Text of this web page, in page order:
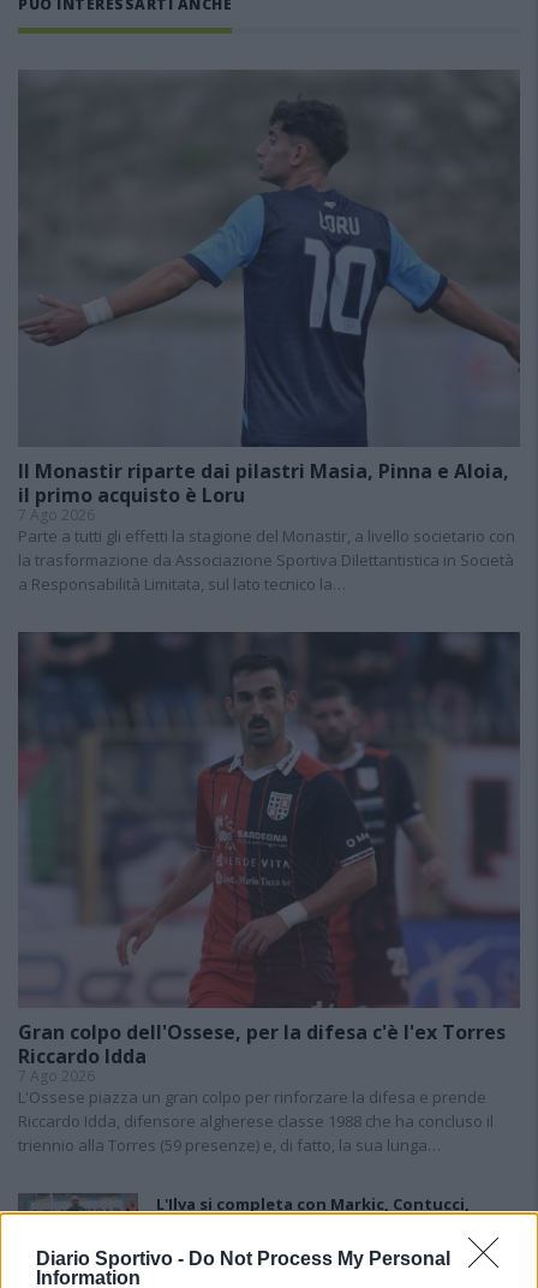
Diario Sportivo - Do Not Process My Personal
Information
PUÒ INTERESSARTI ANCHE
Il Monastir riparte dai pilastri Masia, Pinna e Aloia,
il primo acquisto è Loru
7 Ago 2026
Parte a tutti gli effetti la stagione del Monastir, a livello societario con
la trasformazione da Associazione Sportiva Dilettantistica in Società
a Responsabilità Limitata, sul lato tecnico la…
Gran colpo dell'Ossese, per la difesa c'è l'ex Torres
Riccardo Idda
7 Ago 2026
L'Ossese piazza un gran colpo per rinforzare la difesa e prende
Riccardo Idda, difensore algherese classe 1988 che ha concluso il
triennio alla Torres (59 presenze) e, di fatto, la sua lunga…
L'Ilva si completa con Markic, Contucci,